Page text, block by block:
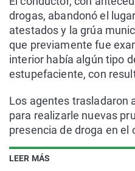
LEER MÁS
drogas, abandonó el
atestados y la grúa
que previamente fue
interior había algún tipo
estupefaciente, con
Los agentes trasladaron
para realizarle nuevas
presencia de droga en el